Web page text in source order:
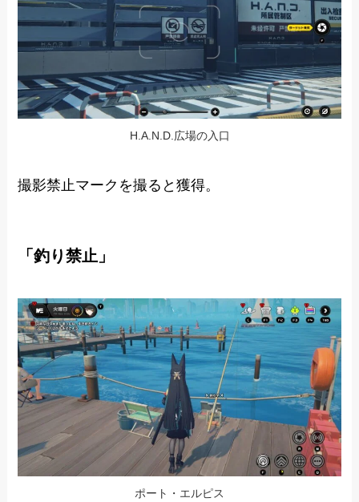
H.A.N.D.広場の入口
撮影禁止マークを撮ると獲得。
「釣り禁止」
ポート・エルピス